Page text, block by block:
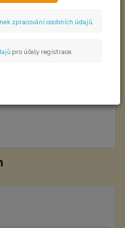
zpracování osobních údajů
pro účely registrace.